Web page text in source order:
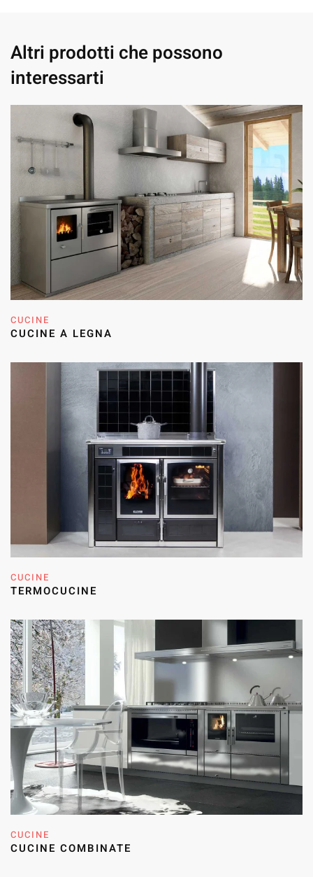
Altri prodotti che possono
interessarti
CUCINE
CUCINE A LEGNA
CUCINE
TERMOCUCINE
CUCINE
CUCINE COMBINATE